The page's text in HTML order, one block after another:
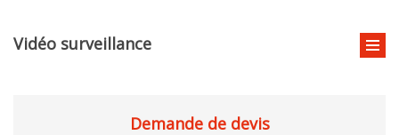
Vidéo surveillance
Demande de devis